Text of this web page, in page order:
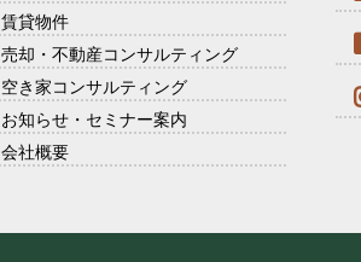
賃貸物件
売却・不動産コンサルティング
空き家コンサルティング
お知らせ・セミナー案内
会社概要